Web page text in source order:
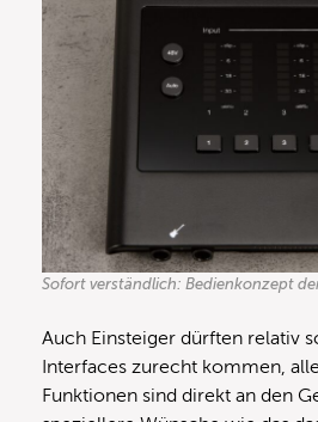
Sofort verständlich: Bedienkonzept
Auch Einsteiger dürften relativ
Interfaces zurecht kommen,
Funktionen sind direkt an den